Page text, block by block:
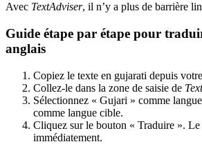
Avec TextAdviser, il n’y a plus de barrière
Guide étape par étape pour
anglais
Copiez le texte en gujarati depuis
Collez-le dans la zone de saisie de
Sélectionnez « Gujari » comme
comme langue cible.
Cliquez sur le bouton « Traduire ».
immédiatement.